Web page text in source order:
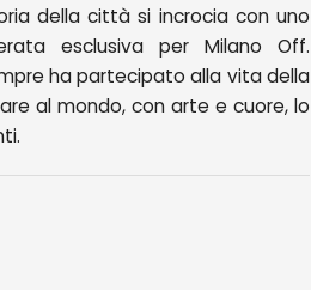
della città si incrocia con uno
esclusiva per Milano Off.
ha partecipato alla vita della
al mondo, con arte e cuore, lo